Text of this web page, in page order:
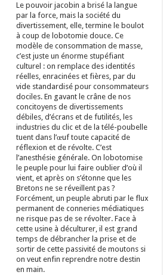
Le pouvoir jacobin a brisé la langue
par la force, mais la société du
divertissement, elle, termine le boulot
à coup de lobotomie douce. Ce
modèle de consommation de masse,
c’est juste un énorme stupéfiant
culturel : on remplace des identités
réelles, enracinées et fières, par du
vide standardisé pour consommateurs
dociles. En gavant le crâne de nos
concitoyens de divertissements
débiles, d’écrans et de futilités, les
industries du clic et de la télé-poubelle
tuent dans l’œuf toute capacité de
réflexion et de révolte. C’est
l’anesthésie générale. On lobotomise
le peuple pour lui faire oublier d’où il
vient, et après on s’étonne que les
Bretons ne se réveillent pas ?
Forcément, un peuple abruti par le flux
permanent de conneries médiatiques
ne risque pas de se révolter. Face à
cette usine à déculturer, il est grand
temps de débrancher la prise et de
sortir de cette passivité de moutons si
on veut enfin reprendre notre destin
en main.